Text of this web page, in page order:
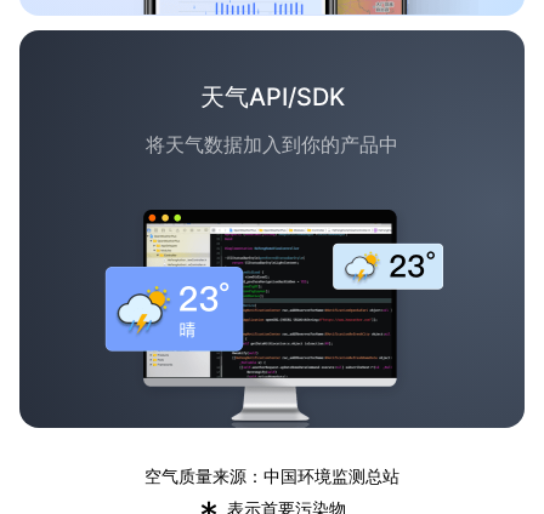
天气API/SDK
将天气数据加入到你的产品中
空气质量来源：中国环境监测总站
表示首要污染物